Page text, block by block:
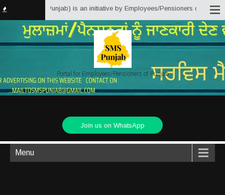
Solutions Punjab) is an initiative by Employees/Pensioners of Punjab
Portal for Employees/Pensioners of Punjab
Join us on WhatsApp
Menu